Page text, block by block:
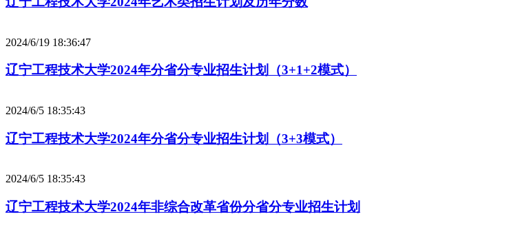
2024/6/19 18:36:47
辽宁工程技术大学2024年分省分专业招生计划（3+1+2模式）
2024/6/5 18:35:43
辽宁工程技术大学2024年分省分专业招生计划（3+3模式）
2024/6/5 18:35:43
辽宁工程技术大学2024年非综合改革省份分省分专业招生计划